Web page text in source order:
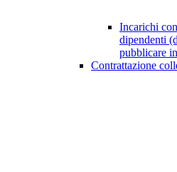
Incarichi
dipendenti
pubblicare
Contrattazione